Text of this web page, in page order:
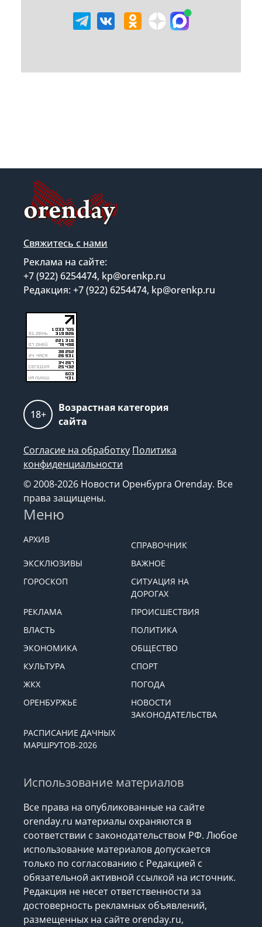
Свяжитесь с нами
Реклама на сайте:
+7 (922) 6254474, kp@orenkp.ru
Редакция: +7 (922) 6254474, kp@orenkp.ru
18+
Возрастная категория
сайта
Согласие на обработку Политика
конфиденциальности
© 2008-2026 Новости Оренбурга Orenday. Все
права защищены.
Меню
АРХИВ
СПРАВОЧНИК
ЭКСКЛЮЗИВЫ
ВАЖНОЕ
ГОРОСКОП
СИТУАЦИЯ НА
ДОРОГАХ
РЕКЛАМА
ПРОИСШЕСТВИЯ
ВЛАСТЬ
ПОЛИТИКА
ЭКОНОМИКА
ОБЩЕСТВО
КУЛЬТУРА
СПОРТ
ЖКХ
ПОГОДА
ОРЕНБУРЖЬЕ
НОВОСТИ
ЗАКОНОДАТЕЛЬСТВА
РАСПИСАНИЕ ДАЧНЫХ
МАРШРУТОВ-2026
Использование материалов
Все права на опубликованные на сайте
orenday.ru материалы охраняются в
соответствии с законодательством РФ. Любое
использование материалов допускается
только по согласованию с Редакцией с
обязательной активной ссылкой на источник.
Редакция не несет ответственности за
достоверность рекламных объявлений,
размещенных на сайте orenday.ru,